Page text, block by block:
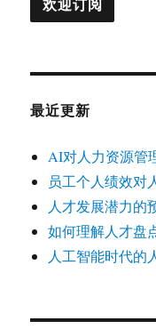
最近更新
AI对人力资源管
员工个人绩效对
人才发展潜力的
如何理解人才盘
人工智能时代的